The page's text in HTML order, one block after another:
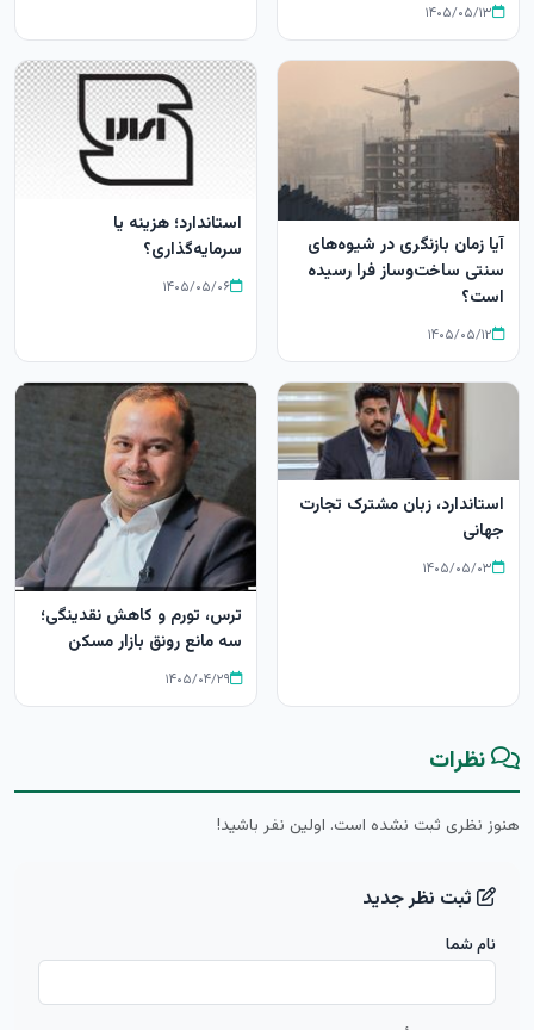
۱۴۰۵/۰۵/۱۳
آیا زمان بازنگری در شیوه‌های
سنتی ساخت‌وساز فرا رسیده
است؟
۱۴۰۵/۰۵/۱۲
استاندارد؛ هزینه یا
سرمایه‌گذاری؟
۱۴۰۵/۰۵/۰۶
استاندارد، زبان مشترک تجارت
جهانی
۱۴۰۵/۰۵/۰۳
ترس، تورم و کاهش نقدینگی؛
سه مانع رونق بازار مسکن
۱۴۰۵/۰۴/۲۹
نظرات
هنوز نظری ثبت نشده است. اولین نفر باشید!
ثبت نظر جدید
نام شما